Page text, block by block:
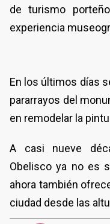
de turismo
experiencia
En los últimos días
pararrayos del
en remodelar la
A casi nueve
Obelisco ya no es
ahora también
ciudad desde las